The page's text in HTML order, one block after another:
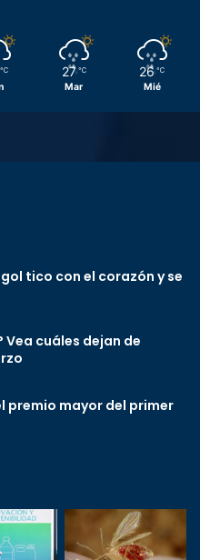
℃ 27 ℃
Mar
26 ℃
Mié
tico con el corazón y se
cuáles dejan de
premio mayor del primer